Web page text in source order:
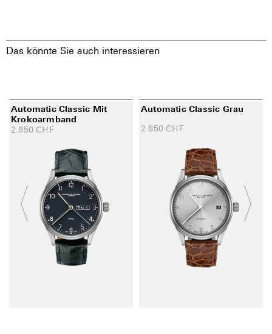
Das könnte Sie auch interessieren
Automatic Classic Mit
Krokoarmband
2.850 CHF
Automatic Classic Grau
2.850 CHF